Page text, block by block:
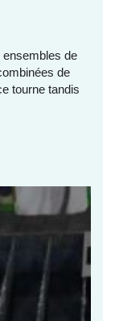
ensembles de
de
tourne tandis